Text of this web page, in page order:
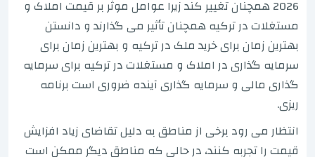
2026 همچنان تغییر کند زیرا عوامل موثر بر قیمت املاک و
مستغلات در ترکیه همچنان تأثیر می گذارند و دانستن
بهترین زمان برای خرید ملک در ترکیه و بهترین زمان برای
سرمایه گذاری در املاک و مستغلات در ترکیه برای سرمایه
گذاری مالی و سرمایه گذاری آینده ضروری است برنامه
ریزی.
انتظار می رود برخی از مناطق به دلیل تقاضای زیاد افزایش
قیمت را تجربه کنند، در حالی که مناطق دیگر ممکن است